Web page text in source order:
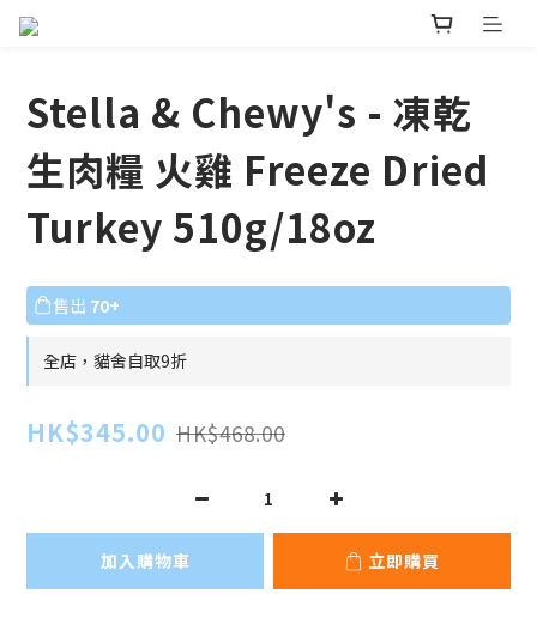
Stella & Chewy's - 凍乾
生肉糧 火雞 Freeze Dried
Turkey 510g/18oz
售出 70+
全店，貓舍自取9折
HK$345.00 HK$468.00
加入購物車 立即購買